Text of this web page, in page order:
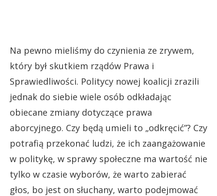
Na pewno mieliśmy do czynienia ze zrywem,
który był skutkiem rządów Prawa i
Sprawiedliwości. Politycy nowej koalicji zrazili
jednak do siebie wiele osób odkładając
obiecane zmiany dotyczące prawa
aborcyjnego. Czy będą umieli to „odkręcić”? Czy
potrafią przekonać ludzi, że ich zaangażowanie
w politykę, w sprawy społeczne ma wartość nie
tylko w czasie wyborów, że warto zabierać
głos, bo jest on słuchany, warto podejmować